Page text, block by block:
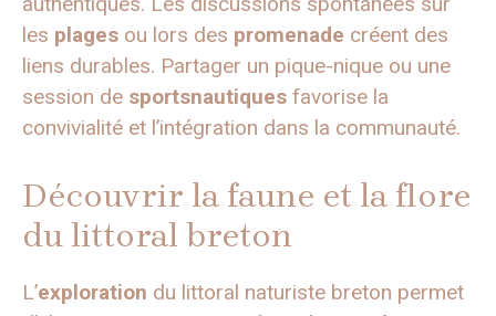
les plages ou lors des promenade créent des
liens durables. Partager un pique-nique ou une
session de sportsnautiques favorise la
convivialité et l’intégration dans la communauté.
Découvrir la faune et la flore
du littoral breton
L’exploration du littoral naturiste breton permet